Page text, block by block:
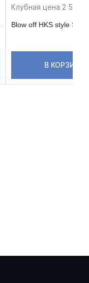
Клубная цена 2 518 ₽
Blow off HKS style
В КОРЗИНУ